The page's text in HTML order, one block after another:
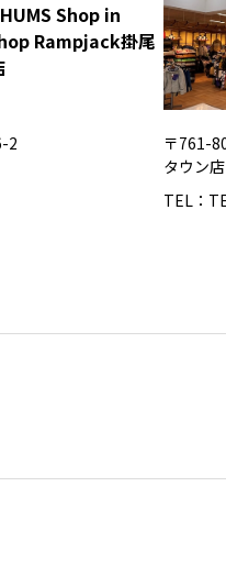
Shop in
Rampjack掛尾
2
〒761-
タウン店
TEL：